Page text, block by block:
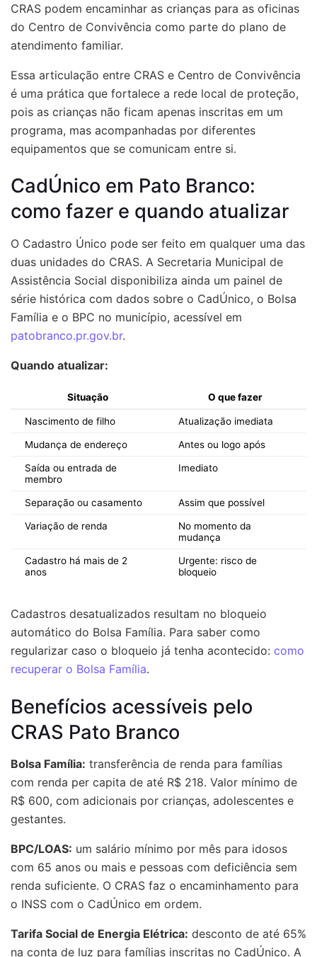
CRAS podem encaminhar as crianças para as oficinas
do Centro de Convivência como parte do plano de
atendimento familiar.
Essa articulação entre CRAS e Centro de Convivência
é uma prática que fortalece a rede local de proteção,
pois as crianças não ficam apenas inscritas em um
programa, mas acompanhadas por diferentes
equipamentos que se comunicam entre si.
CadÚnico em Pato Branco:
como fazer e quando atualizar
O Cadastro Único pode ser feito em qualquer uma das
duas unidades do CRAS. A Secretaria Municipal de
Assistência Social disponibiliza ainda um painel de
série histórica com dados sobre o CadÚnico, o Bolsa
Família e o BPC no município, acessível em
patobranco.pr.gov.br.
Quando atualizar:
Situação O que fazer
Nascimento de filho Atualização imediata
Mudança de endereço Antes ou logo após
Saída ou entrada de
membro
Imediato
Separação ou casamento Assim que possível
Variação de renda
No momento da
mudança
Cadastro há mais de 2
anos
Urgente: risco de
bloqueio
Cadastros desatualizados resultam no bloqueio
automático do Bolsa Família. Para saber como
regularizar caso o bloqueio já tenha acontecido: como
recuperar o Bolsa Família.
Benefícios acessíveis pelo
CRAS Pato Branco
Bolsa Família: transferência de renda para famílias
com renda per capita de até R$ 218. Valor mínimo de
R$ 600, com adicionais por crianças, adolescentes e
gestantes.
BPC/LOAS: um salário mínimo por mês para idosos
com 65 anos ou mais e pessoas com deficiência sem
renda suficiente. O CRAS faz o encaminhamento para
o INSS com o CadÚnico em ordem.
Tarifa Social de Energia Elétrica: desconto de até 65%
na conta de luz para famílias inscritas no CadÚnico. A